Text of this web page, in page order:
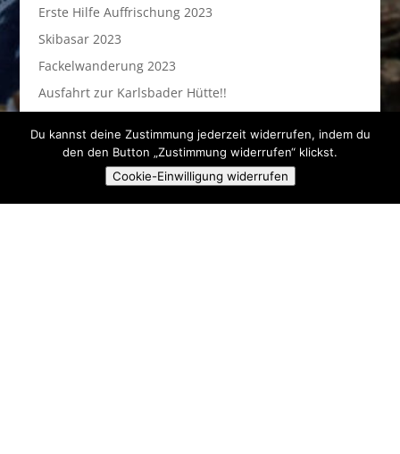
Erste Hilfe Auffrischung 2023
Skibasar 2023
Fackelwanderung 2023
Ausfahrt zur Karlsbader Hütte!!
Anstehende Veranstaltungen
Es sind keine anstehenden Veranstaltungen vorhanden.
Du kannst deine Zustimmung jederzeit widerrufen, indem du
den den Button „Zustimmung widerrufen“ klickst.
Cookie-Einwilligung widerrufen